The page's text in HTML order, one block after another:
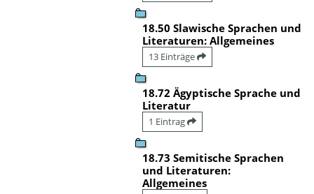
18.50 Slawische Sprachen und
Literaturen: Allgemeines
13 Einträge
18.72 Ägyptische Sprache und
Literatur
1 Eintrag
18.73 Semitische Sprachen
und Literaturen:
Allgemeines